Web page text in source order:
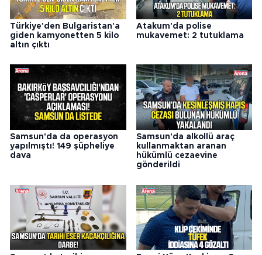
Türkiye'den Bulgaristan'a
giden kamyonetten 5 kilo
altın çıktı
Atakum'da polise
mukavemet: 2 tutuklama
Samsun'da da operasyon
yapılmıştı! 149 şüpheliye
dava
Samsun'da alkollü araç
kullanmaktan aranan
hükümlü cezaevine
gönderildi